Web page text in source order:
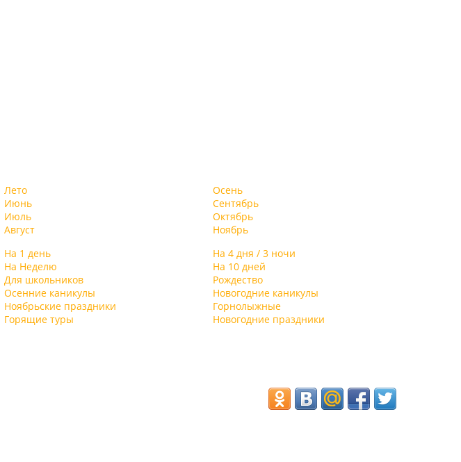
Лето
Июнь
Июль
Август
Осень
Сентябрь
Октябрь
Ноябрь
На 1 день
На 4 дня / 3 ночи
На Неделю
На 10 дней
Для школьников
Рождество
Осенние каникулы
Новогодние каникулы
Ноябрьские праздники
Горнолыжные
Горящие туры
Новогодние праздники